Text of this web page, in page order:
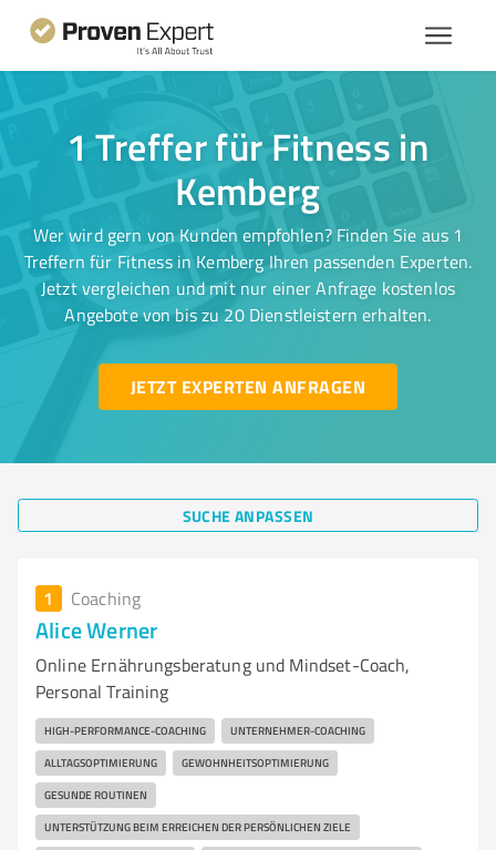
1 Treffer für Fitness in
Kemberg
Wer wird gern von Kunden empfohlen? Finden Sie aus 1
Treffern für Fitness in Kemberg Ihren passenden Experten.
Jetzt vergleichen und mit nur einer Anfrage kostenlos
Angebote von bis zu 20 Dienstleistern erhalten.
JETZT EXPERTEN ANFRAGEN
SUCHE ANPASSEN
1 Coaching
Alice Werner
Online Ernährungsberatung und Mindset-Coach,
Personal Training
HIGH-PERFORMANCE-COACHING UNTERNEHMER-COACHING
ALLTAGSOPTIMIERUNG GEWOHNHEITSOPTIMIERUNG
GESUNDE ROUTINEN
UNTERSTÜTZUNG BEIM ERREICHEN DER PERSÖNLICHEN ZIELE